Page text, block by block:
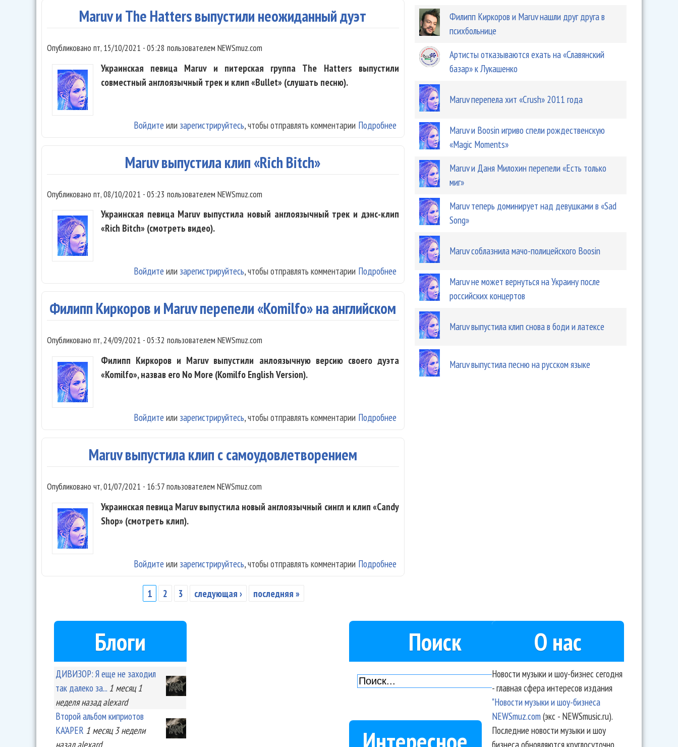
Maruv и The Hatters выпустили неожиданный дуэт
Опубликовано пт, 15/10/2021 - 05:28 пользователем NEWSmuz.com
Украинская певица Maruv и питерская группа The Hatters выпустили
совместный англоязычный трек и клип «Bullet» (слушать песню).
Подробнее о Maruv и The Hatters выпустили неожиданный дуэт
Войдите или зарегистрируйтесь, чтобы отправлять комментарии
Maruv выпустила клип «Rich Bitch»
Опубликовано пт, 08/10/2021 - 05:23 пользователем NEWSmuz.com
Украинская певица Maruv выпустила новый англоязычный трек и дэнс-клип
«Rich Bitch» (смотреть видео).
Подробнее о Maruv выпустила клип «Rich Bitch»
Войдите или зарегистрируйтесь, чтобы отправлять комментарии
Филипп Киркоров и Maruv перепели «Komilfo» на английском
Опубликовано пт, 24/09/2021 - 05:32 пользователем NEWSmuz.com
Филипп Киркоров и Maruv выпустили анлоязычную версию своего дуэта
«Komilfo», назвав его No More (Komilfo English Version).
Подробнее
Войдите или зарегистрируйтесь, чтобы отправлять комментарии
Maruv выпустила клип с самоудовлетворением
Опубликовано чт, 01/07/2021 - 16:57пользователем NEWSmuz.com
Украинская певица Maruv выпустила новый англоязычный сингл и клип «Candy
Shop» (смотреть клип).
Подробнее
Войдите или зарегистрируйтесь, чтобы отправлять комментарии
1 2 3 следующая › последняя »
Филипп Киркоров и Maruv нашли друг друга в
психбольнице
Артисты отказываются ехать на «Славянский
базар» к Лукашенко
Maruv перепела хит «Crush» 2011 года
Maruv и Boosin игриво спели рождественскую
«Magic Moments»
Maruv и Даня Милохин перепели «Есть только
миг»
Maruv теперь доминирует над девушками в «Sad
Song»
Maruv соблазнила мачо-полицейского Boosin
Maruv не может вернуться на Украину после
российских концертов
Maruv выпустила клип снова в боди и латексе
Maruv выпустила песню на русском языке
Блоги
ДИВИЗОР: Я еще не заходил
так далеко за... 1 месяц 1
неделяназад alexard
Второй альбом киприотов
KA'APER 1 месяц 3 недели
назад alexard
Поиск О нас
Новости музыки и шоу-бизнес сегодня
- главная сфера интересов издания
"Новости музыки и шоу-бизнеса
NEWSmuz.com(экс - NEWSmusic.ru).
Последние новости музыки и шоу
бизнеса обновляются круглосуточно.